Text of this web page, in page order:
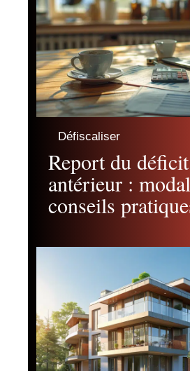
Défiscaliser
Report du
antérieur :
conseils